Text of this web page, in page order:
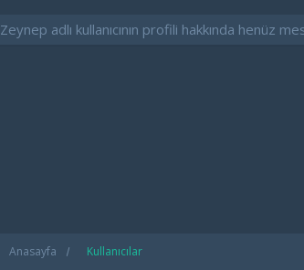
Zeynep adlı kullanıcının profili hakkında henüz
Anasayfa Kullanıcılar